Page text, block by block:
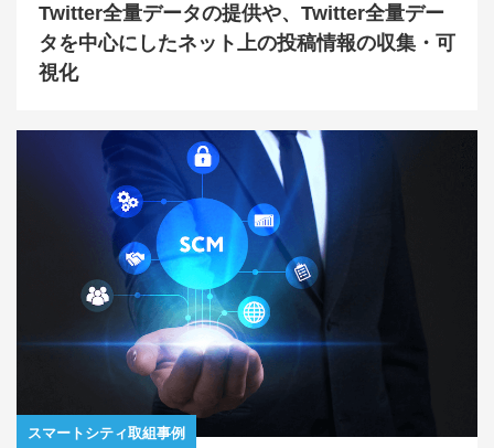
Twitter全量データの提供や、Twitter全量デー
タを中心にしたネット上の投稿情報の収集・可
視化
スマートシティ取組事例